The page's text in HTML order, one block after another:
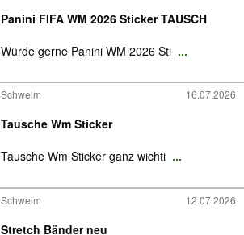
Panini FIFA WM 2026 Sticker TAUSCH
Würde gerne Panini WM 2026 Sti ...
Schwelm 16.07.2026
Tausche Wm Sticker
Tausche Wm Sticker ganz wichti ...
Schwelm 12.07.2026
Stretch Bänder neu